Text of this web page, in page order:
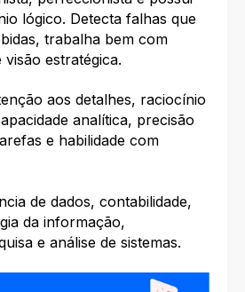
lógico. Detecta falhas que
trabalha bem com
estratégica.​
aos detalhes, raciocínio
analítica, precisão
e habilidade com
de dados, contabilidade,
da informação,
e análise de sistemas.​